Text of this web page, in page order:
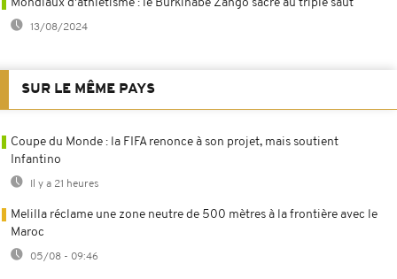
Mondiaux d'athlétisme : le Burkinabè Zango sacré au triple saut
13/08/2024
SUR LE MÊME PAYS
Coupe du Monde : la FIFA renonce à son projet, mais soutient
Infantino
Il y a 21 heures
Melilla réclame une zone neutre de 500 mètres à la frontière avec le
Maroc
05/08 - 09:46